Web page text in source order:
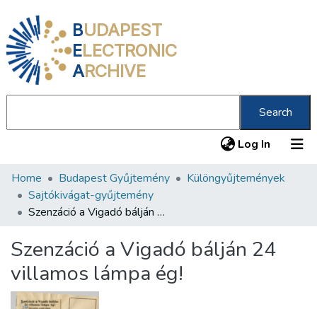
BUDAPEST
ELECTRONIC
ARCHIVE
Search
Log In (current)
Communities & Collections
All of DSpace
About us
Home Budapest Gyűjtemény
Különgyűjtemények
Sajtókivágat-gyűjtemény
Szenzáció a Vigadó bálján 24 villamos lámpa ég!
Szenzáció a Vigadó bálján 24
villamos lámpa ég!